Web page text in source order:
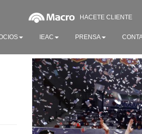
HACETE CLIENTE
IEAC PRENSA